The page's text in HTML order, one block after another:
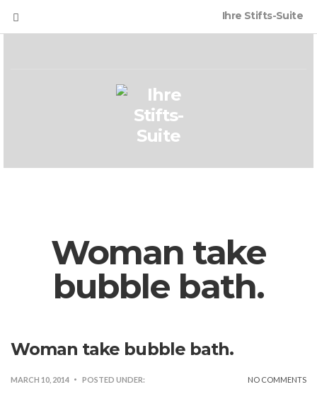
Ihre Stifts-Suite
Woman take
bubble bath.
Woman take bubble bath.
MARCH 10, 2014 POSTED UNDER: NO COMMENTS